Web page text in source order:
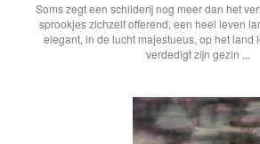
Soms zegt een schilderij nog meer dan het
sprookjes zichzelf offerend, een heel leven
elegant, in de lucht majestueus, op het land
verdedigt zijn gezin ...